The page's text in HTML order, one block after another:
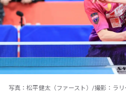
写真：松平健太（ファースト）/撮影：ラリ